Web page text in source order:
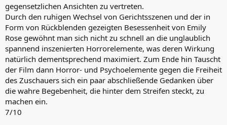
gegensetzlichen Ansichten zu vertreten.
Durch den ruhigen Wechsel von Gerichtsszenen und der in
Form von Rückblenden gezeigten Besessenheit von Emily
Rose gewöhnt man sich nicht zu schnell an die unglaublich
spannend inszenierten Horrorelemente, was deren Wirkung
natürlich dementsprechend maximiert. Zum Ende hin Tauscht
der Film dann Horror- und Psychoelemente gegen die Freiheit
des Zuschauers sich ein paar abschließende Gedanken über
die wahre Begebenheit, die hinter dem Streifen steckt, zu
machen ein.
7/10